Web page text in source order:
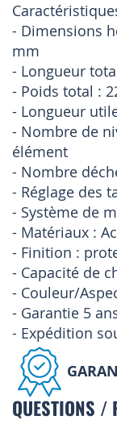
- Dimensions
mm
- Longueur
- Poids total :
- Longueur
- Nombre de
élément
- Nombre
- Réglage des
- Système de
- Matériaux :
- Finition :
- Capacité de
- Couleur/
- Garantie 5
- Expédition
QUESTIONS /